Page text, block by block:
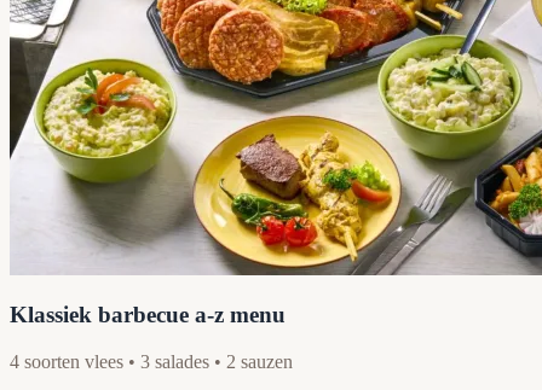
Klassiek barbecue a-z menu
4 soorten vlees • 3 salades • 2 sauzen